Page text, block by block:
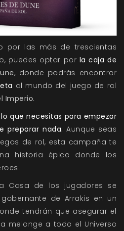
por las más de trescientas
puedes optar por la caja de
, donde podrás encontrar
al mundo del juego de rol
Imperio.
que necesitas para empezar
preparar nada. Aunque seas
de rol, esta campaña te
historia épica donde los
Casa de los jugadores se
de Arrakis en un
tendrán que asegurar el
melange a todo el Universo